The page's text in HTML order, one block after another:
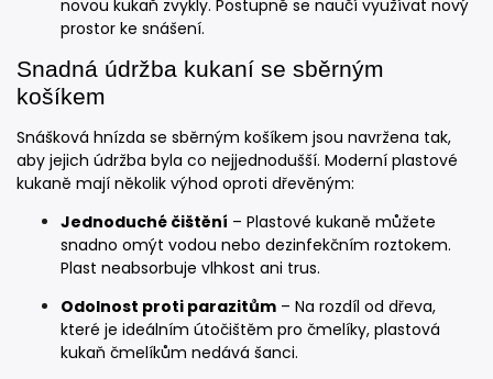
novou kukaň zvykly. Postupně se naučí využívat nový
prostor ke snášení.
Snadná údržba kukaní se sběrným
košíkem
Snášková hnízda se sběrným košíkem jsou navržena tak,
aby jejich údržba byla co nejjednodušší. Moderní plastové
kukaně mají několik výhod oproti dřevěným:
Jednoduché čištění – Plastové kukaně můžete
snadno omýt vodou nebo dezinfekčním roztokem.
Plast neabsorbuje vlhkost ani trus.
Odolnost proti parazitům – Na rozdíl od dřeva,
které je ideálním útočištěm pro čmelíky, plastová
kukaň čmelíkům nedává šanci.